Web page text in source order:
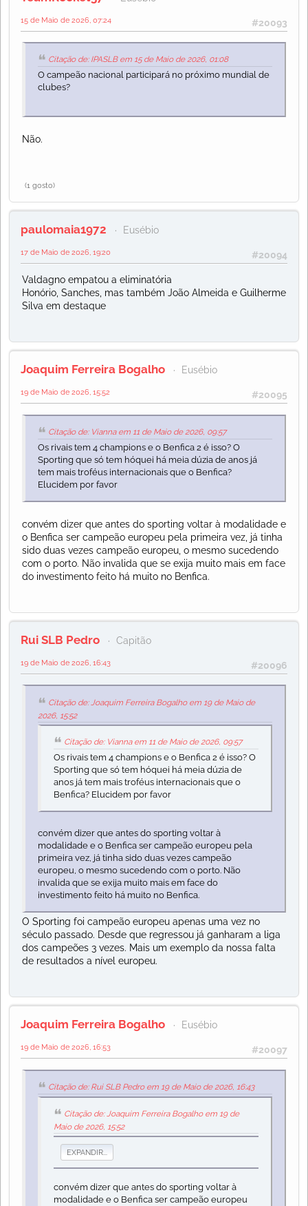
#20093
15 de Maio de 2026, 07:24
Citação de: IPASLB em 15 de Maio de 2026, 01:08
O campeão nacional participará no próximo mundial de
clubes?
Não.
(1 gosto)
paulomaia1972 Eusébio
#20094
17 de Maio de 2026, 19:20
Valdagno empatou a eliminatória
Honório, Sanches, mas também João Almeida e Guilherme
Silva em destaque
Joaquim Ferreira Bogalho Eusébio
#20095
19 de Maio de 2026, 15:52
Citação de: Vianna em 11 de Maio de 2026, 09:57
Os rivais tem 4 champions e o Benfica 2 é isso? O
Sporting que só tem hóquei há meia dúzia de anos já
tem mais troféus internacionais que o Benfica?
Elucidem por favor
convém dizer que antes do sporting voltar à modalidade e
o Benfica ser campeão europeu pela primeira vez, já tinha
sido duas vezes campeão europeu, o mesmo sucedendo
com o porto. Não invalida que se exija muito mais em face
do investimento feito há muito no Benfica.
Rui SLB Pedro Capitão
#20096
19 de Maio de 2026, 16:43
Citação de: Joaquim Ferreira Bogalho em 19 de Maio de
2026, 15:52
Citação de: Vianna em 11 de Maio de 2026, 09:57
Os rivais tem 4 champions e o Benfica 2 é isso? O
Sporting que só tem hóquei há meia dúzia de
anos já tem mais troféus internacionais que o
Benfica? Elucidem por favor
convém dizer que antes do sporting voltar à
modalidade e o Benfica ser campeão europeu pela
primeira vez, já tinha sido duas vezes campeão
europeu, o mesmo sucedendo com o porto. Não
invalida que se exija muito mais em face do
investimento feito há muito no Benfica.
O Sporting foi campeão europeu apenas uma vez no
século passado. Desde que regressou já ganharam a liga
dos campeões 3 vezes. Mais um exemplo da nossa falta
de resultados a nível europeu.
Joaquim Ferreira Bogalho Eusébio
#20097
19 de Maio de 2026, 16:53
Citação de: Rui SLB Pedro em 19 de Maio de 2026, 16:43
Citação de: Joaquim Ferreira Bogalho em 19 de
Maio de 2026, 15:52
EXPANDIR...
convém dizer que antes do sporting voltar à
modalidade e o Benfica ser campeão europeu